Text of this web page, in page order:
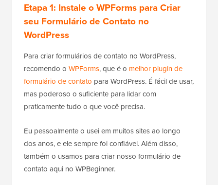
Etapa 1: Instale o WPForms para Criar
seu Formulário de Contato no
WordPress
Para criar formulários de contato no WordPress,
recomendo o WPForms, que é o melhor plugin de
formulário de contato para WordPress. É fácil de usar,
mas poderoso o suficiente para lidar com
praticamente tudo o que você precisa.
Eu pessoalmente o usei em muitos sites ao longo
dos anos, e ele sempre foi confiável. Além disso,
também o usamos para criar nosso formulário de
contato aqui no WPBeginner.